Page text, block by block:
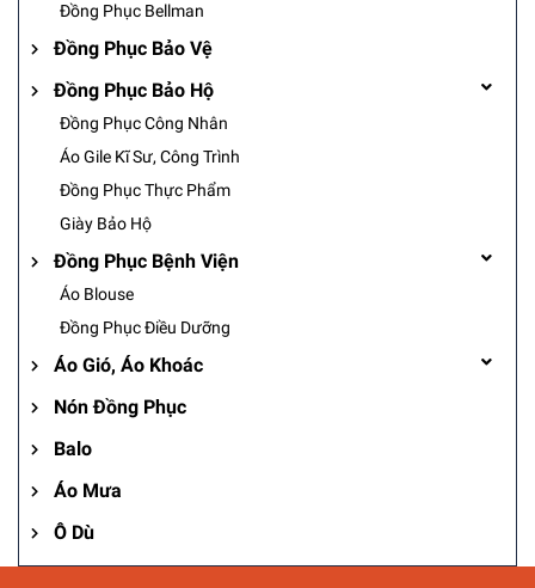
Đồng Phục Bellman
Đồng Phục Bảo Vệ
Đồng Phục Bảo Hộ
Đồng Phục Công Nhân
Áo Gile Kĩ Sư, Công Trình
Đồng Phục Thực Phẩm
Giày Bảo Hộ
Đồng Phục Bệnh Viện
Áo Blouse
Đồng Phục Điều Dưỡng
Áo Gió, Áo Khoác
Nón Đồng Phục
Balo
Áo Mưa
Ô Dù